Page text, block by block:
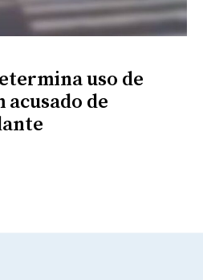
uso de
de